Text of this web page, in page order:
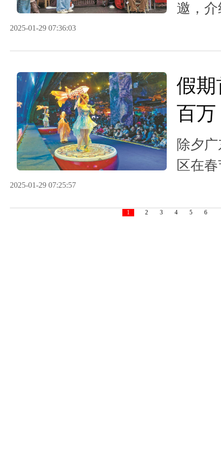
邀，
2025-01-29 07:36:03
假期
百万
来粤
除夕
区在
首日同
2025-01-29 07:25:57
1 2 3 4 5 6